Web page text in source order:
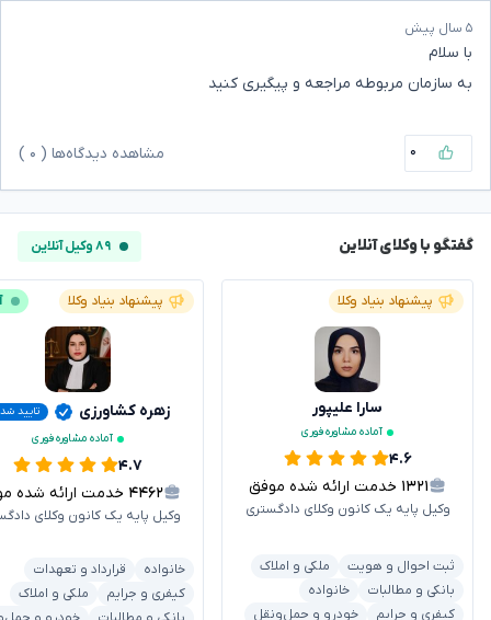
۵ سال پیش
با سلام
به سازمان مربوطه مراجعه و پیگیری کنید
۰ مشاهده دیدگاه‌ها ( ۰
گفتگو با وکلای آنلاین ۸۹ وکیل آنلاین
پیشنهاد بنیاد وکلا
سارا علیپور
آماده مشاوره فوری
۴.۶
۱۳۲۱ خدمت ارائه شده موفق
وکیل پایه یک کانون وکلای دادگستری
ثبت احوال و هویت
ملکی و املاک
بانکی و مطالبات
خانواده
کیفری و جرایم
خودرو و حمل‌ونقل
پیشنهاد بنیاد وکلا
زهره کشاورزی
تایید
آماده مشاوره فوری
۴.۷
۴۴۶۲ خدمت ارائه شده موفق
وکیل پایه یک کانون وکلای
خانواده
قرارداد و تعهدات
کیفری و جرایم
ملکی و املاک